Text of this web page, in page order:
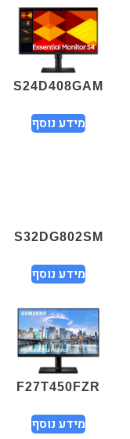
S24D408GAM
מידע נוסף
S32DG802SM
מידע נוסף
F27T450FZR
מידע נוסף